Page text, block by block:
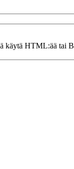
käytä HTML:ää tai